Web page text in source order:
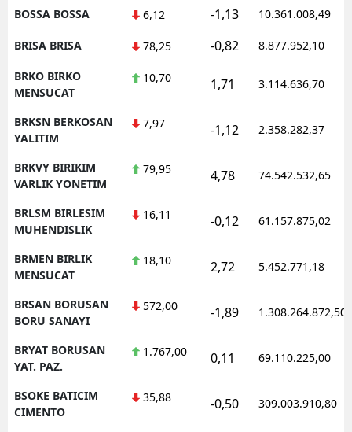
BOSSA BOSSA 6,12 -1,13 10.361.008,49
BRISA BRISA 78,25 -0,82 8.877.952,10
BRKO BIRKO
MENSUCAT
10,70 1,71 3.114.636,70
BRKSN BERKOSAN
YALITIM
7,97 -1,12 2.358.282,37
BRKVY BIRIKIM
VARLIK YONETIM
79,95 4,78 74.542.532,65
BRLSM BIRLESIM
MUHENDISLIK
16,11 -0,12 61.157.875,02
BRMEN BIRLIK
MENSUCAT
18,10 2,72 5.452.771,18
BRSAN BORUSAN
BORU SANAYI
572,00 -1,89 1.308.264.872,50
BRYAT BORUSAN
YAT. PAZ.
1.767,00 0,11 69.110.225,00
BSOKE BATICIM
CIMENTO
35,88 -0,50 309.003.910,80